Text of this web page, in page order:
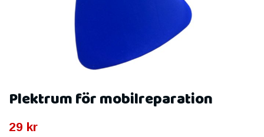
Plektrum för mobilreparation
29 kr